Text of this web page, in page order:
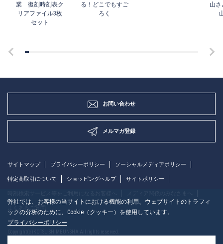
業 復刻時刻表ク
リアファイル3枚
セット
る！どこでもすご
ろく
山さ
お問い合わせ
メルマガ登録
サイトマップ プライバシーポリシー ソーシャルメディアポリシー
特定商取引について ショッピングヘルプ サイトポリシー
よくあるご質問
弊社では、お客様の当サイトにおける機能の利用、ウェブサイトのトラフィ
ックの分析のために、Cookie（クッキー）を使用しています。
プライバシーポリシー